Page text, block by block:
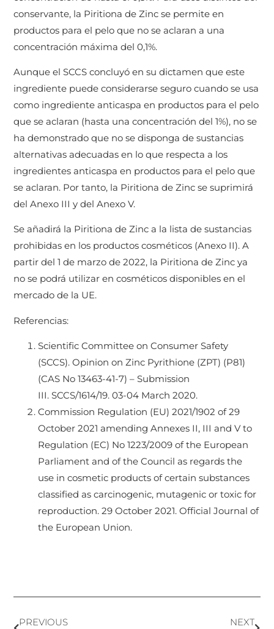
conservante, la Piritiona de Zinc se permite en
productos para el pelo que no se aclaran a una
concentración máxima del 0,1%.
Aunque el SCCS concluyó en su dictamen que este
ingrediente puede considerarse seguro cuando se usa
como ingrediente anticaspa en productos para el pelo
que se aclaran (hasta una concentración del 1%), no se
ha demonstrado que no se disponga de sustancias
alternativas adecuadas en lo que respecta a los
ingredientes anticaspa en productos para el pelo que
se aclaran. Por tanto, la Piritiona de Zinc se suprimirá
del Anexo III y del Anexo V.
Se añadirá la Piritiona de Zinc a la lista de sustancias
prohibidas en los productos cosméticos (Anexo II). A
partir del 1 de marzo de 2022, la Piritiona de Zinc ya
no se podrá utilizar en cosméticos disponibles en el
mercado de la UE.
Referencias:
Scientific Committee on Consumer Safety
(SCCS). Opinion on Zinc Pyrithione (ZPT) (P81)
(CAS No 13463-41-7) – Submission
III. SCCS/1614/19. 03-04 March 2020.
Commission Regulation (EU) 2021/1902 of 29
October 2021 amending Annexes II, III and V to
Regulation (EC) No 1223/2009 of the European
Parliament and of the Council as regards the
use in cosmetic products of certain substances
classified as carcinogenic, mutagenic or toxic for
reproduction. 29 October 2021. Official Journal of
the European Union.
PREVIOUS NEXT